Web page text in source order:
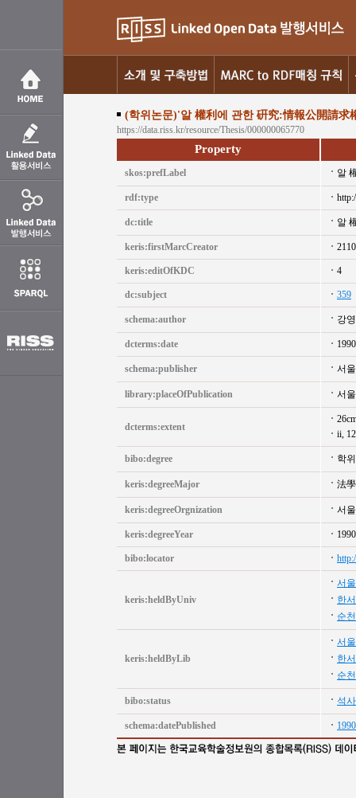
(학위논문)'알 權利에 관한 硏究:情報公開請求
https://data.riss.kr/resource/Thesis/000000065770
Property
skos:prefLabel 알
rdf:type
dc:title 알
keris:firstMarcCreator
keris:editOfKDC 4
dc:subject 359
schema:author 강
dcterms:date 1990
schema:publisher 서
library:placeOfPublication 서울
dcterms:extent
ii,
bibo:degree 학
keris:degreeMajor 法
keris:degreeOrgnization 서
keris:degreeYear 1990
bibo:locator
keris:heldByUniv
서
한
순
keris:heldByLib
서
한
순
bibo:status 석사
schema:datePublished 1990